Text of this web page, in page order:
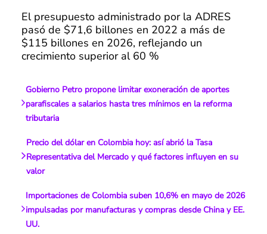
El presupuesto administrado por la ADRES
pasó de $71,6 billones en 2022 a más de
$115 billones en 2026, reflejando un
crecimiento superior al 60 %
Gobierno Petro propone limitar exoneración de aportes
parafiscales a salarios hasta tres mínimos en la reforma
tributaria
Precio del dólar en Colombia hoy: así abrió la Tasa
Representativa del Mercado y qué factores influyen en su
valor
Importaciones de Colombia suben 10,6% en mayo de 2026
impulsadas por manufacturas y compras desde China y EE.
UU.